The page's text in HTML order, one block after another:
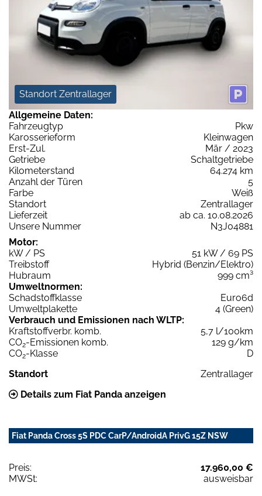
Standort Zentrallager
Allgemeine Daten:
Fahrzeugtyp
Pkw
Karosserieform
Kleinwagen
Erst-Zul.
Mär / 2023
Getriebe
Schaltgetriebe
Kilometerstand
64.274 km
Anzahl der Türen
5
Farbe
Weiß
Standort
Zentrallager
Lieferzeit
ab ca. 10.08.2026
Unsere Nummer
N3J04881
Motor:
kW / PS
51 kW / 69 PS
Treibstoff
Hybrid (Benzin/Elektro)
Hubraum
999 cm³
Umweltnormen:
Schadstoffklasse
Euro6d
Umweltplakette
4 (Green)
Verbrauch und Emissionen nach WLTP:
Kraftstoffverbr. komb.
5,7 l/100km
CO2-Emissionen komb.
129 g/km
CO2-Klasse
D
Standort
Zentrallager
Details zum Fiat Panda anzeigen
Fiat Panda Cross 5S PDC CarP/AndroidA PrivG 15Z NSW
Preis:
17.960,00 €
MWSt:
ausweisbar